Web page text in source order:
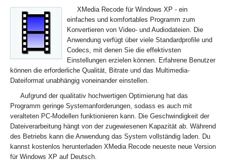
XMedia Recode für Windows XP - ein
einfaches und komfortables Programm zum
Konvertieren von Video- und Audiodateien. Die
Anwendung verfügt über viele Standardprofile und
Codecs, mit denen Sie die effektivsten
Einstellungen erzielen können. Erfahrene Benutzer
können die erforderliche Qualität, Bitrate und das Multimedia-
Dateiformat unabhängig voneinander einstellen.
Aufgrund der qualitativ hochwertigen Optimierung hat das
Programm geringe Systemanforderungen, sodass es auch mit
veralteten PC-Modellen funktionieren kann. Die Geschwindigkeit der
Dateiverarbeitung hängt von der zugewiesenen Kapazität ab. Während
des Betriebs kann die Anwendung das System vollständig laden. Du
kannst kostenlos herunterladen XMedia Recode neueste neue Version
für Windows XP auf Deutsch.